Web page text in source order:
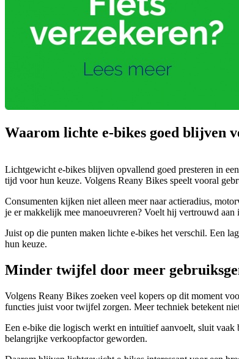
Waarom lichte e-bikes goed blijven
Lichtgewicht e-bikes blijven opvallend goed presteren in
tijd voor hun keuze. Volgens Reany Bikes speelt vooral
Consumenten kijken niet alleen meer naar actieradius,
je er makkelijk mee manoeuvreren? Voelt hij vertrouwd
Juist op die punten maken lichte e-bikes het verschil. Een
hun keuze.
Minder twijfel door meer
Volgens Reany Bikes zoeken veel kopers op dit moment
functies juist voor twijfel zorgen. Meer techniek betekent
Een e-bike die logisch werkt en intuïtief aanvoelt, sluit
belangrijke verkoopfactor geworden.